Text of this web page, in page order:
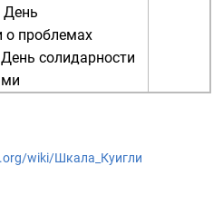
День
о проблемах
День солидарности
wiki/Шкала_Куигли